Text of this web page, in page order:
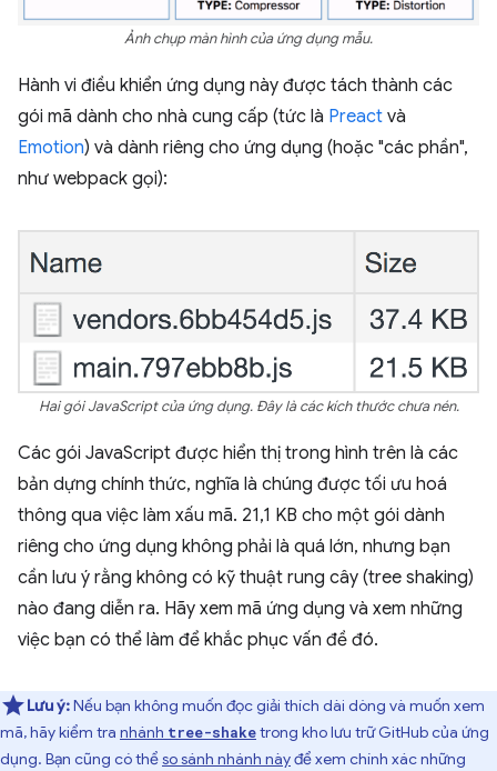
Ảnh chụp màn hình của ứng dụng mẫu.
Hành vi điều khiển ứng dụng này được tách thành các
gói mã dành cho nhà cung cấp (tức là Preact và
Emotion) và dành riêng cho ứng dụng (hoặc "các phần",
như webpack gọi):
Hai gói JavaScript của ứng dụng. Đây là các kích thước chưa nén.
Các gói JavaScript được hiển thị trong hình trên là các
bản dựng chính thức, nghĩa là chúng được tối ưu hoá
thông qua việc làm xấu mã. 21,1 KB cho một gói dành
riêng cho ứng dụng không phải là quá lớn, nhưng bạn
cần lưu ý rằng không có kỹ thuật rung cây (tree shaking)
nào đang diễn ra. Hãy xem mã ứng dụng và xem những
việc bạn có thể làm để khắc phục vấn đề đó.
Lưu ý:Nếu bạn không muốn đọc giải thích dài dòng và muốn xem
mã, hãy kiểm tra nhánh tree-shaketrong kho lưu trữ GitHub của ứng
dụng. Bạn cũng có thểso sánh nhánh nàyđể xem chính xác những